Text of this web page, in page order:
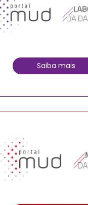
Saiba mais